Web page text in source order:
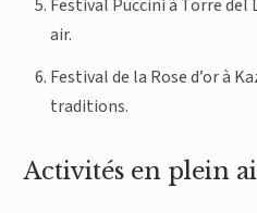
Festival Puccini à Torre
air.
Festival de la Rose d’or à
traditions.
Activités en plein